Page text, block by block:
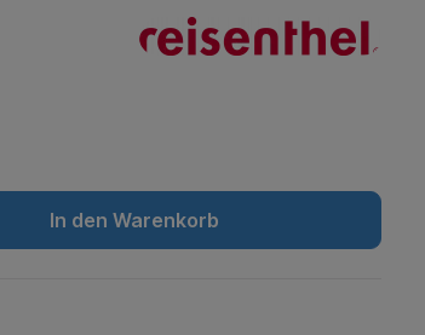
In den Warenkorb